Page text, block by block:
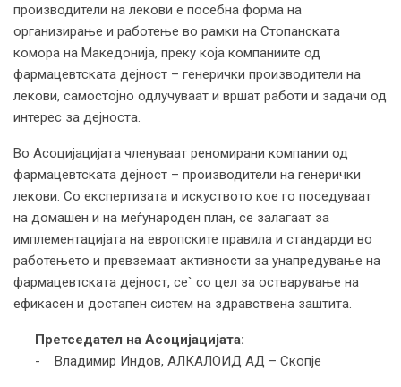
производители на лекови е посебна форма на
организирање и работење во рамки на Стопанската
комора на Македонија, преку којa компаниите од
фармацевтската дејност – генерички производители на
лекови, самостојно одлучуваат и вршат работи и задачи од
интерес за дејноста.
Во Асоцијацијата членуваат реномирани компании од
фармацевтската дејност – производители на генерички
лекови. Со експертизата и искуството кое го поседуваат
на домашен и на меѓународен план, се залагаат за
имплементацијата на европските правила и стандарди во
работењето и превземаат активности за унапредување на
фармацевтската дејност, се` со цел за остварување на
ефикасен и достапен систем на здравствена заштита.
Претседател на Асоцијацијата:
- Владимир Индов, АЛКАЛОИД АД – Скопје